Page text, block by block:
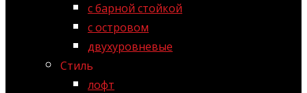
с барной стойкой
с островом
двухуровневые
Стиль
лофт